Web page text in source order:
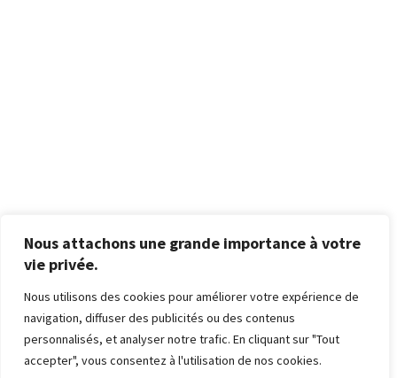
Nous attachons une grande importance à votre
vie privée.
Nous utilisons des cookies pour améliorer votre expérience de
navigation, diffuser des publicités ou des contenus
personnalisés, et analyser notre trafic. En cliquant sur "Tout
accepter", vous consentez à l'utilisation de nos cookies.